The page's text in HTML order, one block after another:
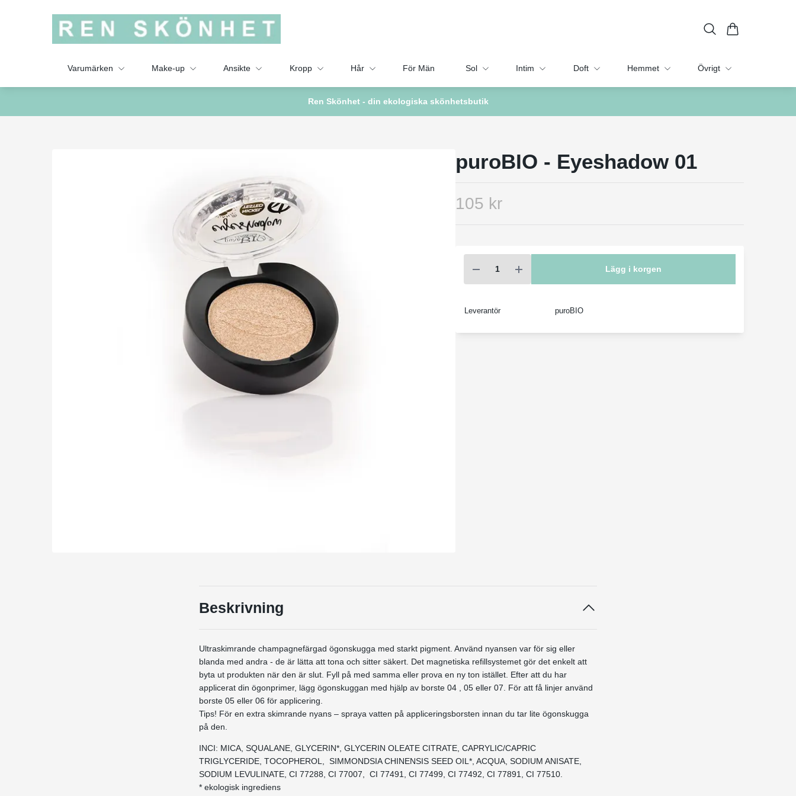
Varumärken Make-up Ansikte Kropp Hår För Män Sol Intim Doft Hemmet Övrigt
Ren Skönhet - din ekologiska skönhetsbutik
puroBIO - Eyeshadow 01
105 kr
Lägg i korgen
Leverantör puroBIO
Beskrivning
Ultraskimrande champagnefärgad ögonskugga med starkt pigment. Använd nyansen var för sig eller
blanda med andra - de är lätta att tona och sitter säkert. Det magnetiska refillsystemet gör det enkelt att
byta ut produkten när den är slut. Fyll på med samma eller prova en ny ton istället. Efter att du har
applicerat din ögonprimer, lägg ögonskuggan med hjälp av borste 04 , 05 eller 07. För att få linjer använd
borste 05 eller 06 för applicering.
Tips! För en extra skimrande nyans – spraya vatten på appliceringsborsten innan du tar lite ögonskugga
på den.
INCI: MICA, SQUALANE, GLYCERIN*, GLYCERIN OLEATE CITRATE, CAPRYLIC/CAPRIC
TRIGLYCERIDE, TOCOPHEROL, SIMMONDSIA CHINENSIS SEED OIL*, ACQUA, SODIUM ANISATE,
SODIUM LEVULINATE, CI 77288, CI 77007, CI 77491, CI 77499, CI 77492, CI 77891, CI 77510.
* ekologisk ingrediens